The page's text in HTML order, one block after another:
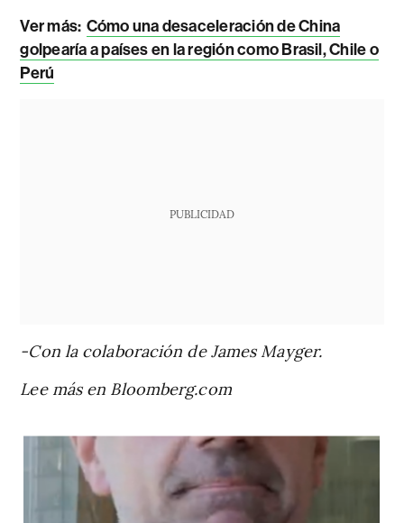
Ver más: Cómo una desaceleración de China
golpearía a países en la región como Brasil, Chile o
Perú
PUBLICIDAD
-Con la colaboración de James Mayger.
Lee más en Bloomberg.com